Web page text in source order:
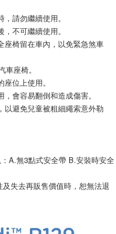
請勿繼續使用。
不可繼續使用。
座椅留在車內，以免緊急煞車
座椅。
位上使用。
會容易翻倒和造成傷害。
以避免兒童被粗細繩索意外勒
A.無3點式安全帶 B.安裝時安全
失去再販售價值時，恕無法退